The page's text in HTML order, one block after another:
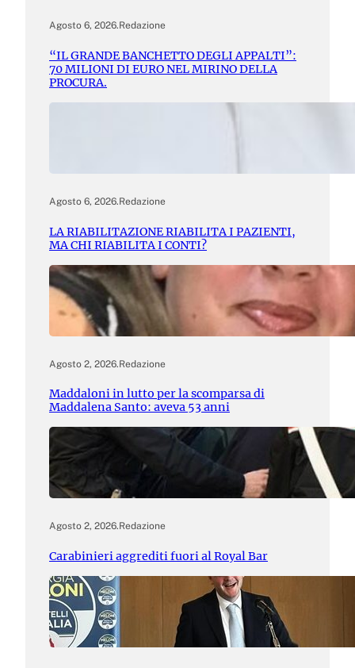
Agosto 6, 2026.Redazione
“IL GRANDE BANCHETTO DEGLI APPALTI”:
70 MILIONI DI EURO NEL MIRINO DELLA
PROCURA.
Agosto 6, 2026.Redazione
LA RIABILITAZIONE RIABILITA I PAZIENTI,
MA CHI RIABILITA I CONTI?
Agosto 2, 2026.Redazione
Maddaloni in lutto per la scomparsa di
Maddalena Santo: aveva 53 anni
Agosto 2, 2026.Redazione
Carabinieri aggrediti fuori al Royal Bar